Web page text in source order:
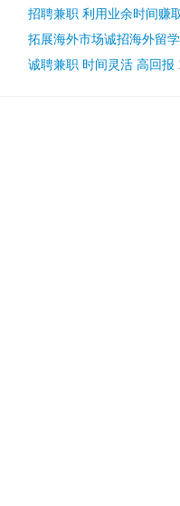
招聘兼职 利用业余时间赚
拓展海外市场诚招海外留
诚聘兼职 时间灵活 高回报